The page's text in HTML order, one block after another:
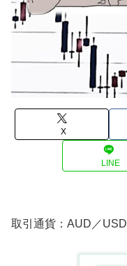
X
LINE
取引通貨：AUD／USD